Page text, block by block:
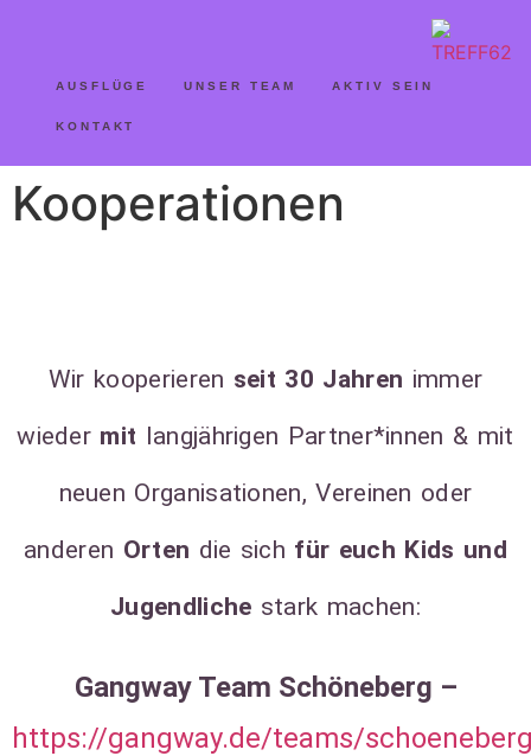
AUSFLÜGE UNSER TEAM AKTIV SEIN
KONTAKT
Kooperationen
Wir kooperieren seit 30 Jahren immer
wieder mit langjährigen Partner*innen & mit
neuen Organisationen, Vereinen oder
anderen Orten die sich für euch Kids und
Jugendliche stark machen:
Gangway Team Schöneberg –
https://gangway.de/teams/